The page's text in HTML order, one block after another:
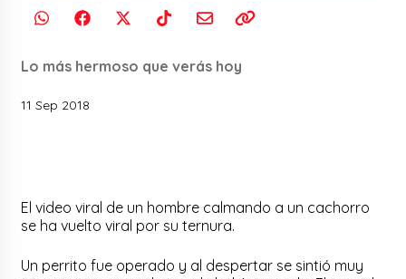
Lo más hermoso que verás hoy
11 Sep 2018
El video viral de un hombre calmando a un cachorro
se ha vuelto viral por su ternura.
Un perrito fue operado y al despertar se sintió muy